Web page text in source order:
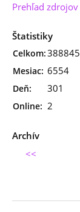
Prehľad zdrojov
Štatistiky
Online: 2
Celkom:388845
Mesiac: 6554
Deň: 301
Archív
<<